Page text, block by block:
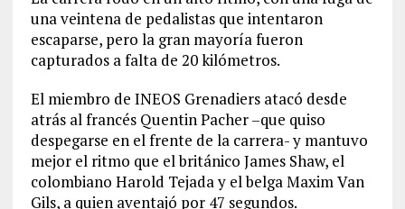
una veintena de pedalistas que intentaron
escaparse, pero la gran mayoría fueron
capturados a falta de 20 kilómetros.
El miembro de INEOS Grenadiers atacó desde
atrás al francés Quentin Pacher –que quiso
despegarse en el frente de la carrera- y mantuvo
mejor el ritmo que el británico James Shaw, el
colombiano Harold Tejada y el belga Maxim Van
Gils, a quien aventajó por 47 segundos.